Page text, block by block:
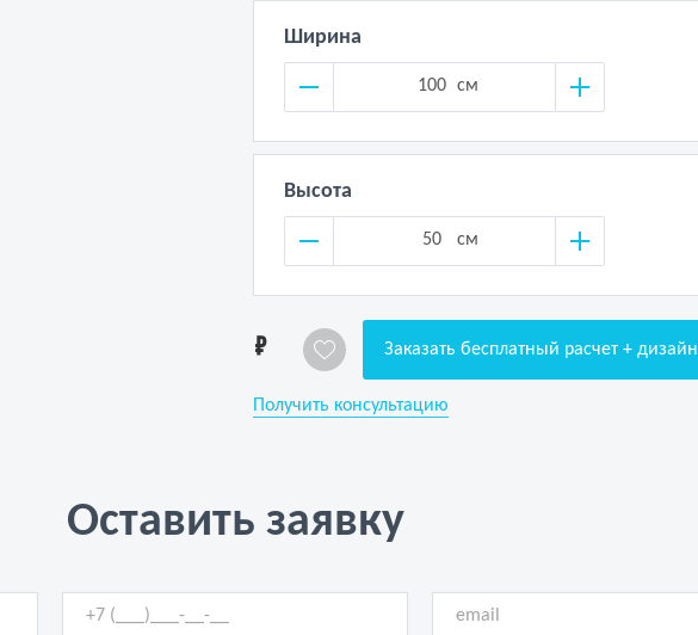
Ширина
см
Высота
см
1 Заказать бесплатный расчет + дизайн
Получить консультацию
Оставить заявку